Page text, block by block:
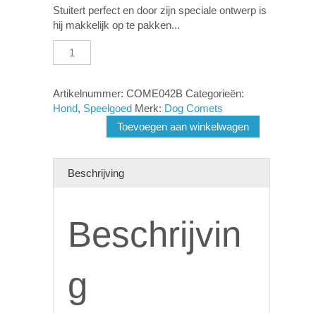
Stuitert perfect en door zijn speciale ontwerp is
hij makkelijk op te pakken...
Dog
Comets
Sun
Oranje
Artikelnummer: COME042B Categorieën:
Hond, Speelgoed Merk: Dog Comets
Toevoegen aan winkelwagen
Beschrijving
Beschrijvin
g